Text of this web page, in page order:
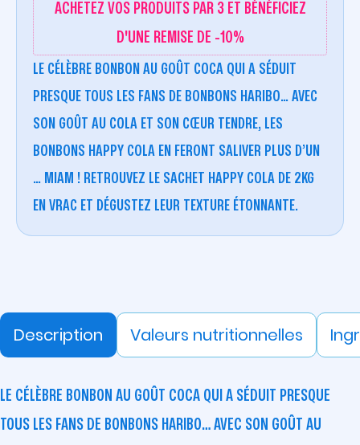
ACHETEZ VOS PRODUITS PAR 3 ET BÉNÉFICIEZ
D'UNE REMISE DE -10%
LE CÉLÈBRE BONBON AU GOÛT COCA QUI A SÉDUIT
PRESQUE TOUS LES FANS DE BONBONS HARIBO… AVEC
SON GOÛT AU COLA ET SON CŒUR TENDRE, LES
BONBONS HAPPY COLA EN FERONT SALIVER PLUS D’UN
… MIAM ! RETROUVEZ LE SACHET HAPPY COLA DE 2KG
EN VRAC ET DÉGUSTEZ LEUR TEXTURE ÉTONNANTE.
Description Valeurs nutritionnelles
LE CÉLÈBRE BONBON AU GOÛT COCA QUI A SÉDUIT PRESQUE
TOUS LES FANS DE BONBONS HARIBO… AVEC SON GOÛT AU